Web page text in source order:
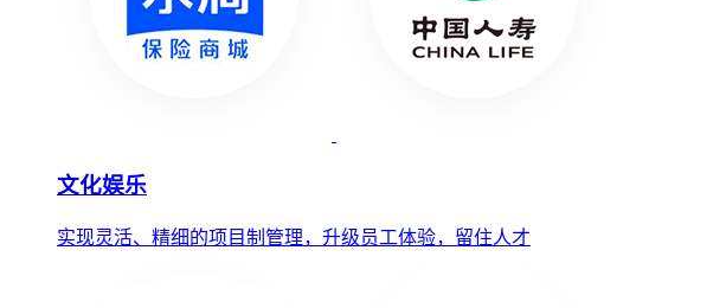
文化娱乐
实现灵活、精细的项目制管理，升级员工体验，留住人才